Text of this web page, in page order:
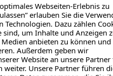
Webseiten-Erlebnis zu
erlauben Sie die
Technologien. Dazu zählen
um Inhalte und Anzeigen
anbieten zu können und
Außerdem geben wir
Website an unsere Partner
Unsere Partner führen